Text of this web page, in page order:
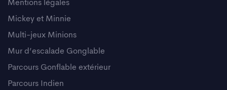
Mentions légales
Mickey et Minnie
Multi-jeux Minions
Mur d’escalade Gonglable
Parcours Gonflable extérieur
Parcours Indien